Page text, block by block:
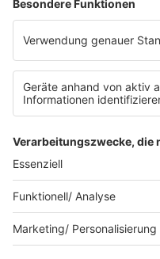
Impressum
Teilnahmebedingungen
AGB
SUNSHINE
© sunshine live / realisiert auf